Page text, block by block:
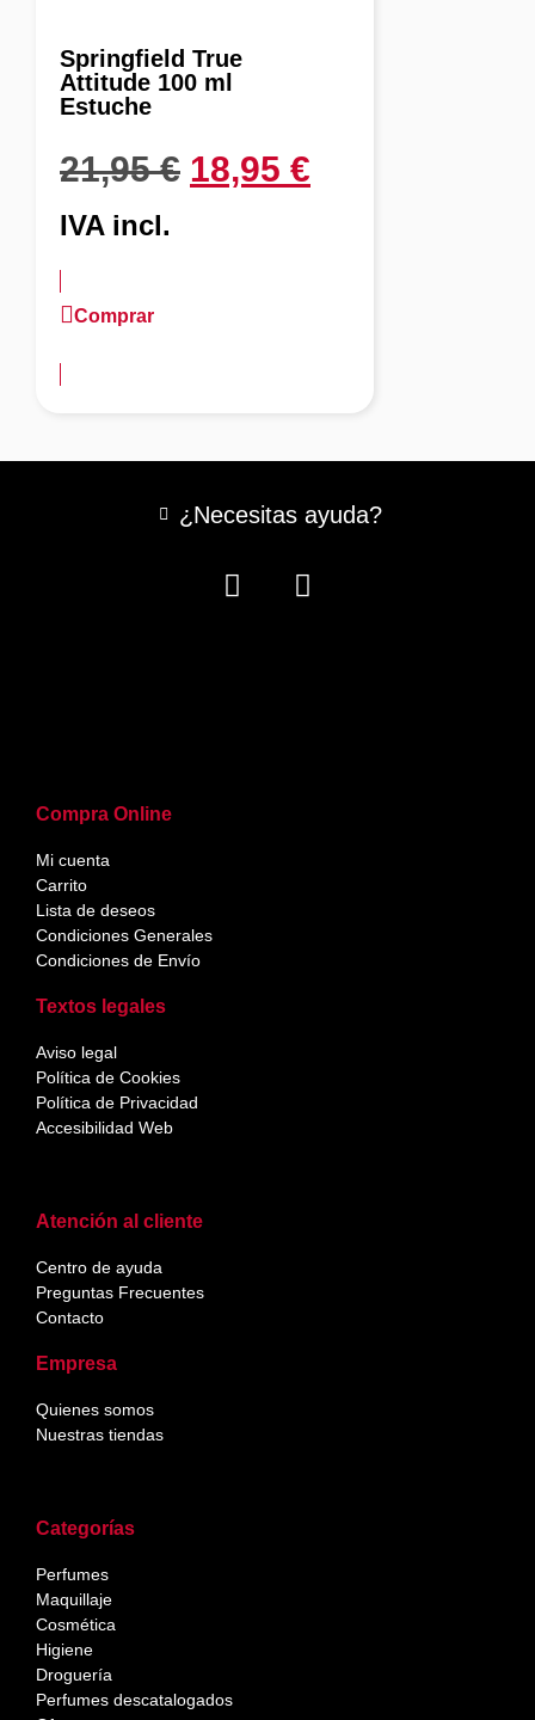
Springfield True
Attitude 100 ml
Estuche
21,95€ 18,95 €
IVA incl.
Comprar
Categorías
Perfumes
Maquillaje
Cosmética
Higiene
Droguería
Perfumes descatalogados
Atención al cliente
Centro de ayuda
Preguntas Frecuentes
Contacto
Empresa
Quienes somos
Nuestras tiendas
Compra Online
Mi cuenta
Carrito
Lista de deseos
Condiciones Generales
Condiciones de Envío
Textos legales
Aviso legal
Política de Cookies
Política de Privacidad
Accesibilidad Web
¿Necesitas ayuda?